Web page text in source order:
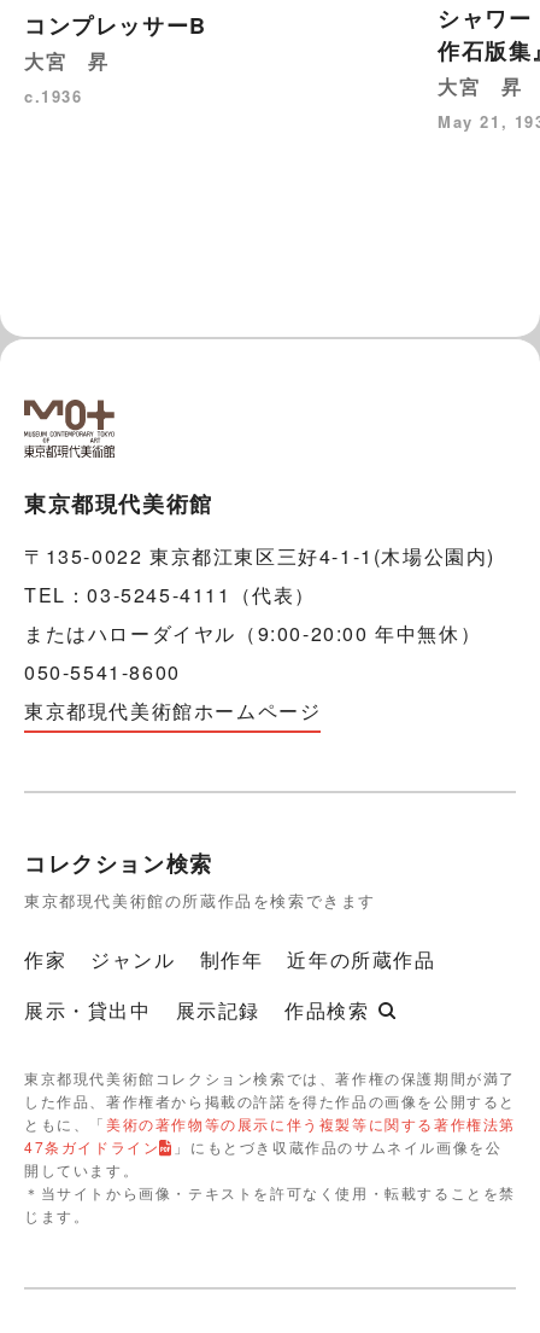
コンプレッサーB
大宮 昇
c.1936
シャワ
作石版集
大宮 昇
May 21,
東京都現代美術館
〒135-0022 東京都江東区三好4-1-1(木場公園内)
TEL：03-5245-4111（代表）
またはハローダイヤル（9:00-20:00 年中無休）
050-5541-8600
東京都現代美術館ホームページ
コレクション検索
東京都現代美術館の所蔵作品を検索できます
作家 ジャンル 制作年
近年の所蔵作品
展示・貸出中
展示記録 作品検索
東京都現代美術館コレクション検索では、著作権の保護期間が満了
した作品、著作権者から掲載の許諾を得た作品の画像を公開すると
ともに、「美術の著作物等の展示に伴う複製等に関する著作権法第
47条ガイドライン
」にもとづき収蔵作品のサムネイル画像を公
開しています。
＊当サイトから画像・テキストを許可なく使用・転載することを禁
じます。